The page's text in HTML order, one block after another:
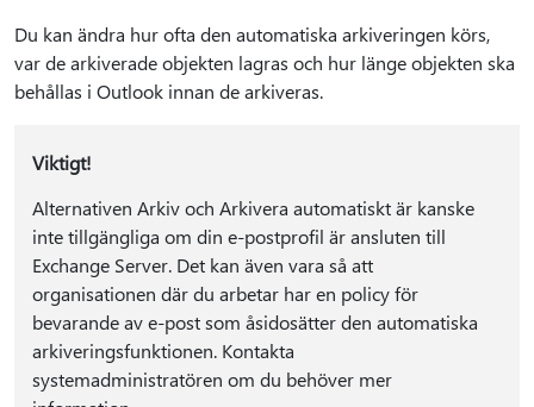
Du kan ändra hur ofta den automatiska arkiveringen körs,
var de arkiverade objekten lagras och hur länge objekten ska
behållas i Outlook innan de arkiveras.
Viktigt!
Alternativen Arkiv och Arkivera automatiskt är kanske
inte tillgängliga om din e-postprofil är ansluten till
Exchange Server. Det kan även vara så att
organisationen där du arbetar har en policy för
bevarande av e-post som åsidosätter den automatiska
arkiveringsfunktionen. Kontakta
systemadministratören om du behöver mer